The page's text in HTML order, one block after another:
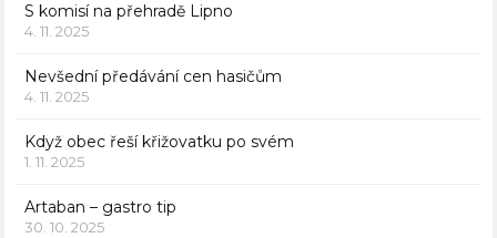
S komisí na přehradě Lipno
4. 11. 2025
Nevšední předávání cen hasičům
4. 11. 2025
Když obec řeší křižovatku po svém
1. 11. 2025
Artaban – gastro tip
30. 10. 2025